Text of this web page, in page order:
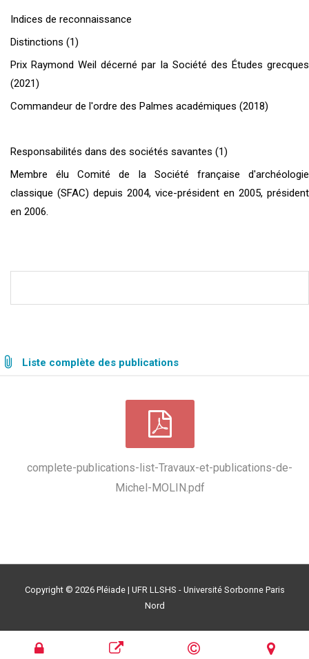
Indices de reconnaissance
Distinctions (1)
Prix Raymond Weil décerné par la Société des Études grecques
(2021)
Commandeur de l'ordre des Palmes académiques (2018)
Responsabilités dans des sociétés savantes (1)
Membre élu Comité de la Société française d'archéologie
classique (SFAC) depuis 2004, vice-président en 2005, président
en 2006.
Liste complète des publications
complete-publications-list-Travaux-et-publications-de-
Michel-MOLIN.pdf
Copyright © 2026 Pléiade| UFR LLSHS - Université Sorbonne Paris
Nord